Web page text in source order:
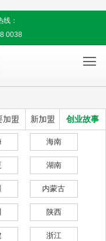
：
0038

加盟 新加盟 创业故事
海南
湖南
内蒙古
陕西
浙江